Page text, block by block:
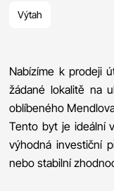
Výtah
Nabízíme k prodeji
žádané lokalitě na
oblíbeného
Tento byt je ideální
výhodná investiční
nebo stabilní